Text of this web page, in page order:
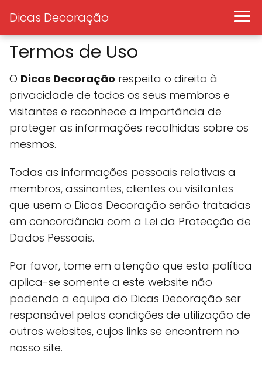
Dicas Decoração
Termos de Uso
O Dicas Decoração respeita o direito à
privacidade de todos os seus membros e
visitantes e reconhece a importância de
proteger as informações recolhidas sobre os
mesmos.
Todas as informações pessoais relativas a
membros, assinantes, clientes ou visitantes
que usem o Dicas Decoração serão tratadas
em concordância com a Lei da Protecção de
Dados Pessoais.
Por favor, tome em atenção que esta política
aplica-se somente a este website não
podendo a equipa do Dicas Decoração ser
responsável pelas condições de utilização de
outros websites, cujos links se encontrem no
nosso site.